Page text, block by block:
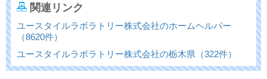
関連リンク
ユースタイルラボラトリー株式会社のホームヘルパー
（8620件）
ユースタイルラボラトリー株式会社の栃木県（322件）